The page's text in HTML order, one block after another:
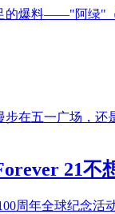
爆料——"阿绿"
在五一广场，
21不
周年全球纪念